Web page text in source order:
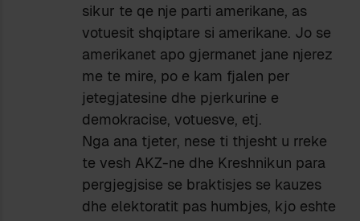
sikur te qe nje parti amerikane, as
votuesit shqiptare si amerikane. Jo se
amerikanet apo gjermanet jane njerez
me te mire, po e kam fjalen per
jetegjatesine dhe pjerkurine e
demokracise, votuesve, etj.
Nga ana tjeter, nese ti thjesht u rreke
te vesh AKZ-ne dhe Kreshnikun para
pergjegjsise se braktisjes se kauzes
dhe elektoratit pas humbjes, kjo eshte